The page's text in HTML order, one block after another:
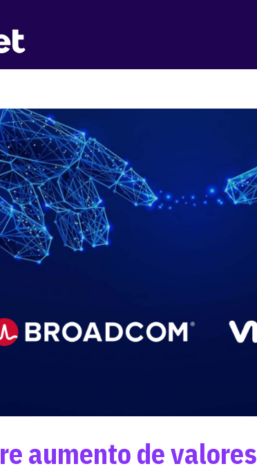
aumento de valores